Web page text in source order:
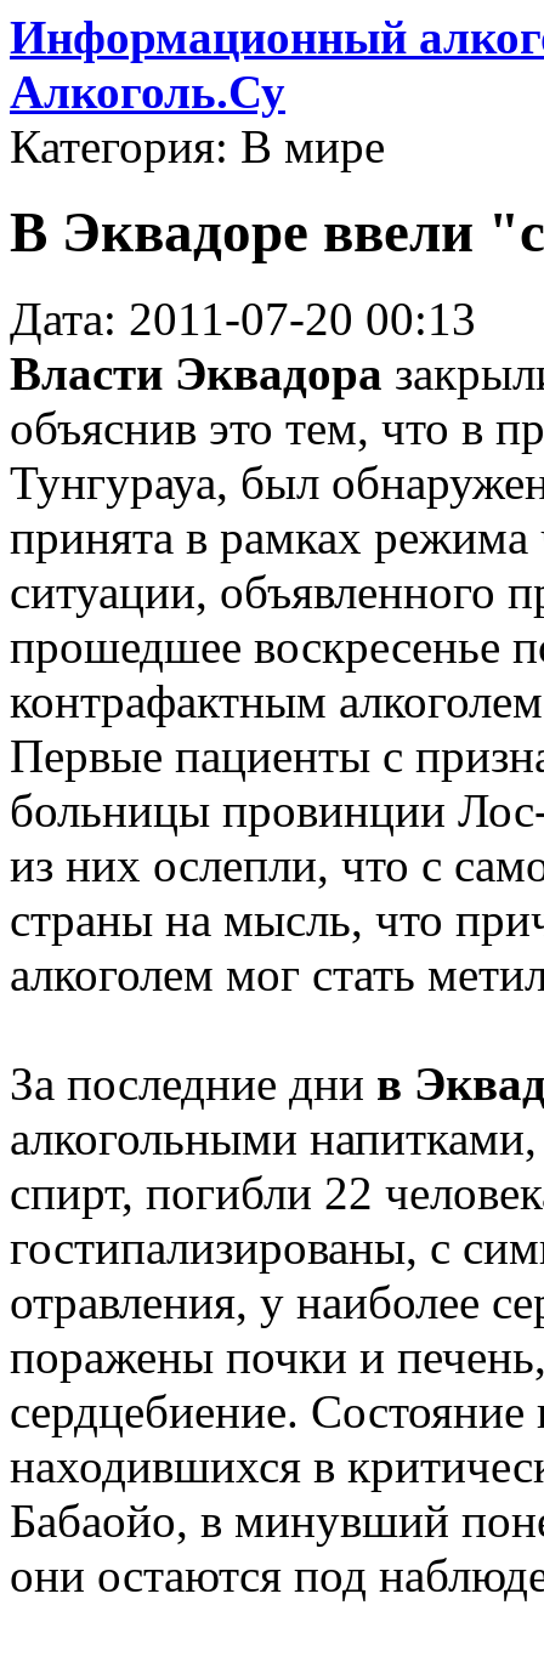
Информационный
Алкоголь.Су
Категория: В мире
В Эквадоре ввели
Дата: 2011-07-20 00:13
Власти Эквадора
объяснив это тем, что в
Тунгурауа, был
принята в рамках
ситуации, объявленного
прошедшее воскресенье
контрафактным
Первые пациенты с
больницы провинции
из них ослепли, что с
страны на мысль, что
алкоголем мог стать
За последние дни в
алкогольными
спирт, погибли 22
гостипализированы, с
отравления, у наиболее
поражены почки и
сердцебиение. Состояние
находившихся в
Бабаойо, в минувший
они остаются под